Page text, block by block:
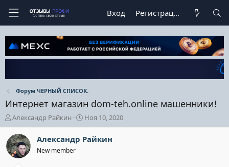
Вход Регистрация
Форум ЧЕРНЫЙ СПИСОК.
Интернет магазин dom-teh.online машенники!
А
в
т
о
р
Александр Райкин
Д
а
т
а
Ноя 10, 2020
Александр Райкин
New member